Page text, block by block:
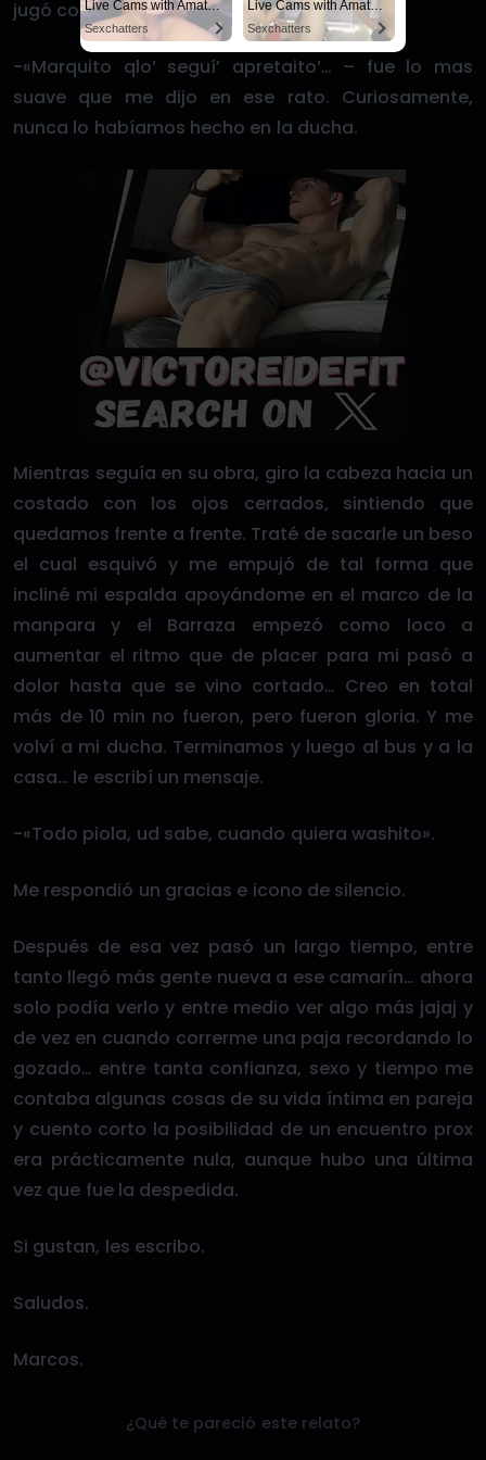
jugó con mi lengua.
-«Marquito qlo’ seguí’ apretaito’… – fue lo mas
suave que me dijo en ese rato. Curiosamente,
nunca lo habíamos hecho en la ducha.
Mientras seguía en su obra, giro la cabeza hacia un
costado con los ojos cerrados, sintiendo que
quedamos frente a frente. Traté de sacarle un beso
el cual esquivó y me empujó de tal forma que
incliné mi espalda apoyándome en el marco de la
manpara y el Barraza empezó como loco a
aumentar el ritmo que de placer para mi pasó a
dolor hasta que se vino cortado… Creo en total
más de 10 min no fueron, pero fueron gloria. Y me
volví a mi ducha. Terminamos y luego al bus y a la
casa… le escribí un mensaje.
-«Todo piola, ud sabe, cuando quiera washito».
Me respondió un gracias e icono de silencio.
Después de esa vez pasó un largo tiempo, entre
tanto llegó más gente nueva a ese camarín… ahora
solo podía verlo y entre medio ver algo más jajaj y
de vez en cuando correrme una paja recordando lo
gozado… entre tanta confianza, sexo y tiempo me
contaba algunas cosas de su vida íntima en pareja
y cuento corto la posibilidad de un encuentro prox
era prácticamente nula, aunque hubo una última
vez que fue la despedida.
Si gustan, les escribo.
Saludos.
Marcos.
¿Qué te pareció este relato?
Live Cams with Amateur Men
Sexchatters
Live Cams with Amateur Men
Sexchatters